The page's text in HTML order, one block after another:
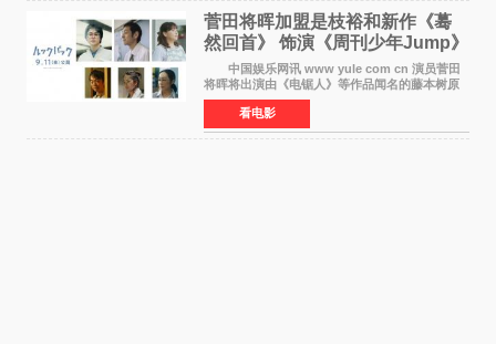
菅田将晖加盟是枝裕和新作《蓦
然回首》 饰演《周刊少年Jump》
编辑
中国娱乐网讯 www yule com cn 演员菅田
将晖将出演由《电锯人》等作品闻名的藤本树原
作漫画改编的电影《蓦然回首》（是枝裕和导
演）。菅田饰演的角色是初中时代两位主人公带
着完成的作品前去
看电影